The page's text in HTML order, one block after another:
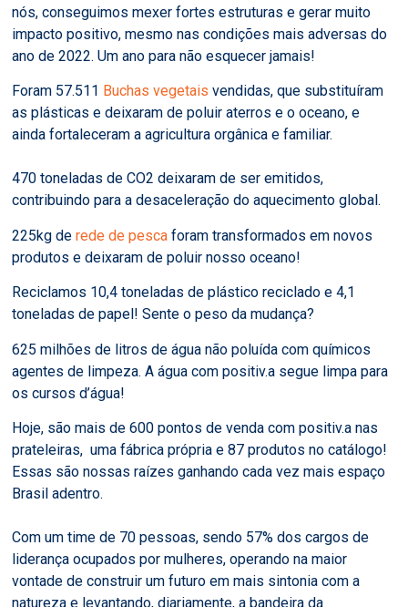
nós, conseguimos mexer fortes estruturas e gerar muito
impacto positivo, mesmo nas condições mais adversas do
ano de 2022. Um ano para não esquecer jamais!
Foram 57.511 Buchas vegetais vendidas, que substituíram
as plásticas e deixaram de poluir aterros e o oceano, e
ainda fortaleceram a agricultura orgânica e familiar.
470 toneladas de CO2 deixaram de ser emitidos,
contribuindo para a desaceleração do aquecimento global.
225kg derede de pesca foram transformados em novos
produtos e deixaram de poluir nosso oceano!
Reciclamos 10,4 toneladas de plástico reciclado e 4,1
toneladas de papel! Sente o peso da mudança?
625 milhões de litros de água não poluída com químicos
agentes de limpeza. A água com positiv.a segue limpa para
os cursos d’água!
Hoje, são mais de 600 pontos de venda com positiv.a nas
prateleiras, uma fábrica própria e 87 produtos no catálogo!
Essas são nossas raízes ganhando cada vez mais espaço
Brasil adentro.
Com um time de 70 pessoas, sendo 57% dos cargos de
liderança ocupados por mulheres, operando na maior
vontade de construir um futuro em mais sintonia com a
natureza e levantando, diariamente, a bandeira da